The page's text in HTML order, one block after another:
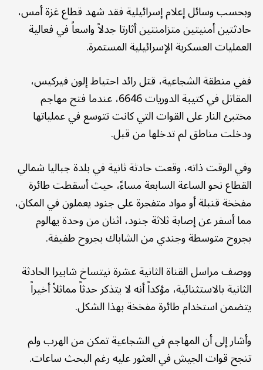
وبحسب وسائل إعلام إسرائيلية فقد شهد قطاع غزة أمس،
حادثتين أمنيتين متزامنتين أثارتا جدلاً واسعاً في فعالية
العمليات العسكرية الإسرائيلية المستمرة.
ففي منطقة الشجاعية، قتل رائد احتياط إلون فيركيس،
المقاتل في كتيبة الدوريات 6646، عندما فتح مهاجم
مختبئ النار على القوات التي كانت تتوسع في عملياتها
ودخلت مناطق لم تدخلها من قبل.
وفي الوقت ذاته، وقعت حادثة ثانية في بلدة جباليا شمالي
القطاع نحو الساعة السابعة مساءً، حيث أسقطت طائرة
مفخخة قنبلة أو مواد متفجرة على جنود يعملون في المكان،
مما أسفر عن إصابة ثلاثة جنود، اثنان من وحدة يهالوم
بجروح متوسطة وجندي من الشاباك بجروح طفيفة.
ووصف مراسل القناة الثانية عشرة نيتساخ شابيرا الحادثة
الثانية بالاستثنائية، مؤكداً أنه لا يتذكر حدثاً مماثلاً أخيراً
يتضمن استخدام طائرة مفخخة بهذا الشكل.
وأشار إلى أن المهاجم في الشجاعية تمكن من الهرب ولم
تنجح قوات الجيش في العثور عليه رغم البحث ساعات.